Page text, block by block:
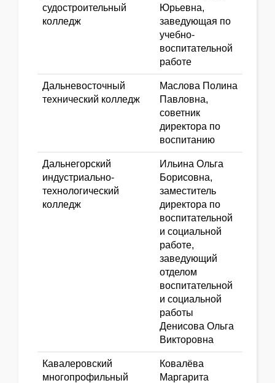
судостроительный
колледж
Юрьевна,
заведующая по
учебно-
воспитательной
работе
Дальневосточный
технический колледж
Маслова Полина
Павловна,
советник
директора по
воспитанию
Дальнегорский
индустриально-
технологический
колледж
Ильина Ольга
Борисовна,
заместитель
директора по
воспитательной
и социальной
работе,
заведующий
отделом
воспитательной
и социальной
работы
Денисова Ольга
Викторовна
Кавалеровский
многопрофильный
Ковалёва
Маргарита